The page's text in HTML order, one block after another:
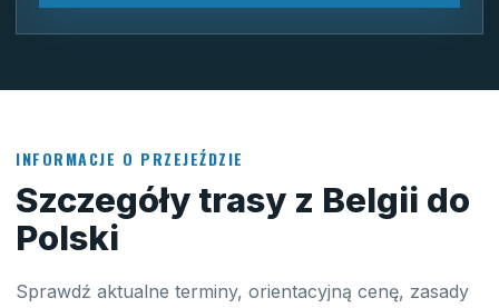
INFORMACJE O PRZEJEŹDZIE
Szczegóły trasy z Belgii do
Polski
Sprawdź aktualne terminy, orientacyjną cenę, zasady